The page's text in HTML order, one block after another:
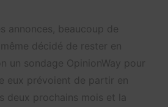
annonces, beaucoup de
décidé de rester en
un sondage OpinionWay pour
eux prévoient de partir en
deux prochains mois et la